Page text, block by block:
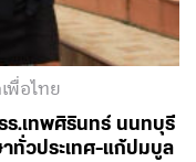
พื่อไทย
ร.เทพศิรินทร์ นนทบุรี
ทั่วประเทศ-แก้ปมบูล